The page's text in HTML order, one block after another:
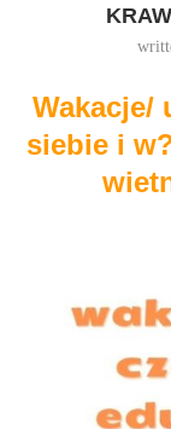
Wakacje/
siebie i